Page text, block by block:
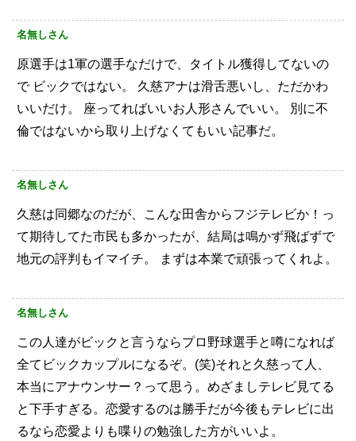
名無しさん
原選手は1軍の選手なだけで、タイトル獲得してないの
でビックではない。
久慈アナは滑舌悪いし、ただかわ
いいだけ。
座ってればいいお人形さんでいい。
別に不
倫ではないから取り上げなくてもいい記事だ。
名無しさん
久慈は同郷なのだが、こんな田舎からフジテレビか！っ
て期待してた市民も多かったが、結局は鳴かず飛ばずで
地元の評判もイマイチ。
まずは本業で頑張ってくれよ。
名無しさん
この人達がビックと言うならプロ野球選手と噂になれば
全てビックカップルになるぞ。(笑)それと久慈って人、
本当にアナウンサー？って思う。めざましテレビ見てる
と下手すぎる。恋愛するのは勝手だが今後もテレビに出
るなら恋愛よりも喋りの勉強した方がいいよ。